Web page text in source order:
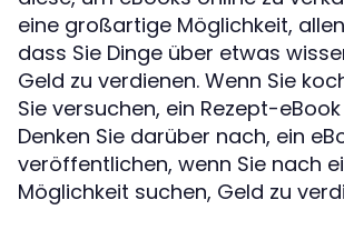
eine großartige Möglichkeit,
dass Sie Dinge über etwas
Geld zu verdienen. Wenn Sie
Sie versuchen, ein Rezept-
Denken Sie darüber nach, ein
veröffentlichen, wenn Sie nach
Möglichkeit suchen, Geld zu